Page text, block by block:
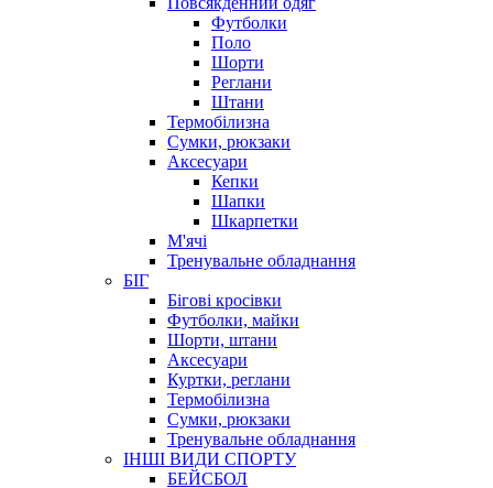
Футболки
Поло
Шорти
Реглани
Штани
Термобілизна
Сумки, рюкзаки
Аксесуари
Кепки
Шапки
Шкарпетки
М'ячі
Тренувальне обладнання
БІГ
Бігові кросівки
Футболки, майки
Шорти, штани
Аксесуари
Куртки, реглани
Термобілизна
Сумки, рюкзаки
Тренувальне обладнання
ІНШІ ВИДИ СПОРТУ
БЕЙСБОЛ